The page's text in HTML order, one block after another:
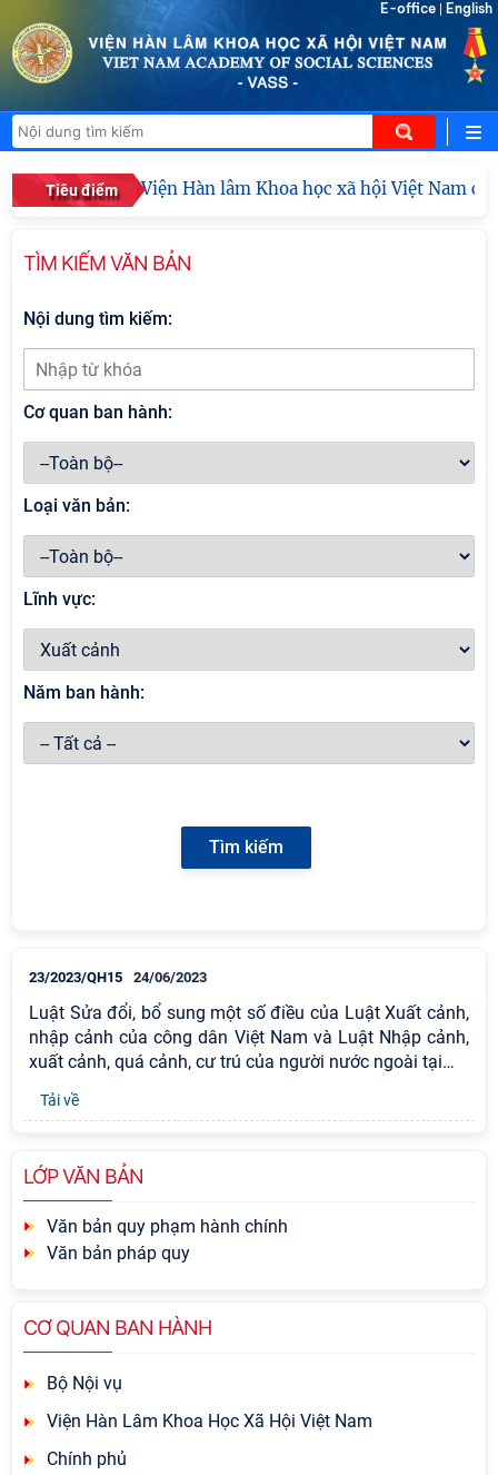
E-office English
Tiêu điểm Viện Hàn lâm Khoa học xã hội Việt Nam
TÌM KIẾM VĂN BẢN
Nội dung tìm kiếm:
Cơ quan ban hành:
Loại văn bản:
Lĩnh vực:
Năm ban hành:
23/2023/QH15 24/06/2023
Luật Sửa đổi, bổ sung một số điều của Luật Xuất cảnh,
nhập cảnh của công dân Việt Nam và Luật Nhập cảnh,
xuất cảnh, quá cảnh, cư trú của người nước ngoài tại…
Tải về
LỚP VĂN BẢN
Văn bản quy phạm hành chính
Văn bản pháp quy
CƠ QUAN BAN HÀNH
Bộ Nội vụ
Viện Hàn Lâm Khoa Học Xã Hội Việt Nam
Chính phủ